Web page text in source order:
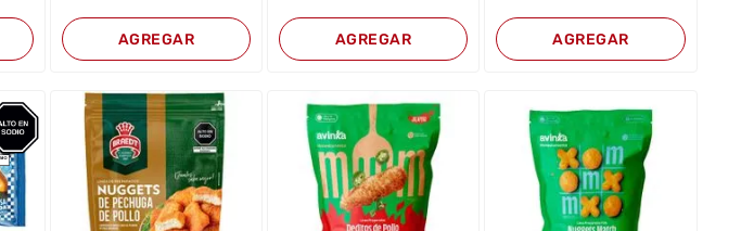
AGREGAR AGREGAR AGREGAR